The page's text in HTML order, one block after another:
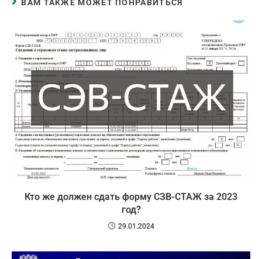
ВАМ ТАКЖЕ МОЖЕТ ПОНРАВИТЬСЯ
Кто же должен сдать форму СЗВ-СТАЖ за 2023
год?
29.01.2024